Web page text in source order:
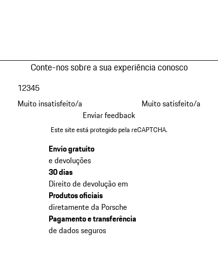
Conte-nos sobre a sua experiência conosco
Muito insatisfeito/a
12345
Muito satisfeito/a
Enviar feedback
Este site está protegido pela reCAPTCHA.
Envio gratuito
e devoluções
30 dias
Direito de devolução em
Produtos oficiais
diretamente da Porsche
Pagamento e transferência
de dados seguros